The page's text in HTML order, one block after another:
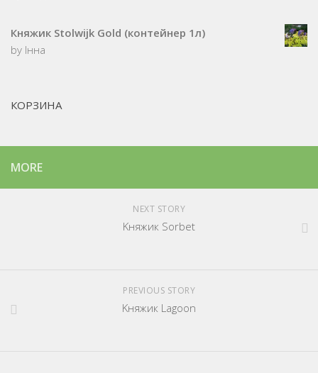
Княжик Stolwijk Gold (контейнер 1л)
by Інна
КОРЗИНА
MORE
NEXT STORY
Kняжик Sorbet
PREVIOUS STORY
Kняжик Lagoon